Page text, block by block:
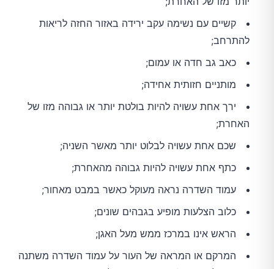
קשיים עם נשימה עקב ירידה באזור החזה לריאות
להתרחב;
כאב גב חדה או עמום;
מותניים חזותית אחידה;
ירך אחת עשויה להיות בולטת יותר או גבוהה מזו של
האחרת;
שכם אחת עשויה לבלוט יותר מאשר השניה;
כתף אחת עשויה להיות גבוהה מהאחרת;
עמוד השדרה נראה מעוקל כאשר במבט מאחור;
כלוב הצלעות מופיע בגבהים שונים;
הראש אינו במרכז ממש מעל האגן;
המרקם או המראה של העור על עמוד השדרה משתנה